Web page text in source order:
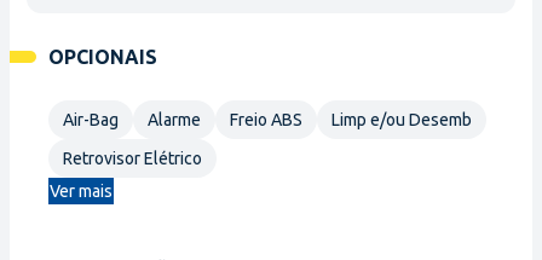
OPCIONAIS
Air-Bag Alarme Freio ABS
Limp e/ou Desemb
Retrovisor Elétrico
Ver mais